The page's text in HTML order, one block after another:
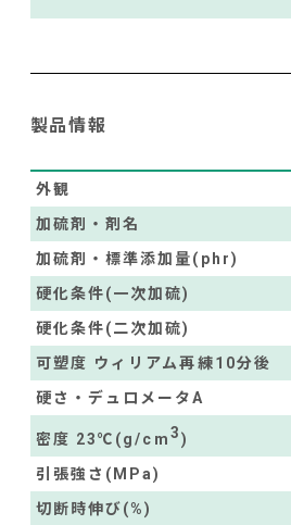
製品情報
外観
加硫剤・剤名
加硫剤・標準添加量(phr)
硬化条件(一次加硫)
硬化条件(二次加硫)
可塑度 ウィリアム再練10分後
硬さ・デュロメータA
密度 23℃(g/cm3)
引張強さ(MPa)
切断時伸び(%)